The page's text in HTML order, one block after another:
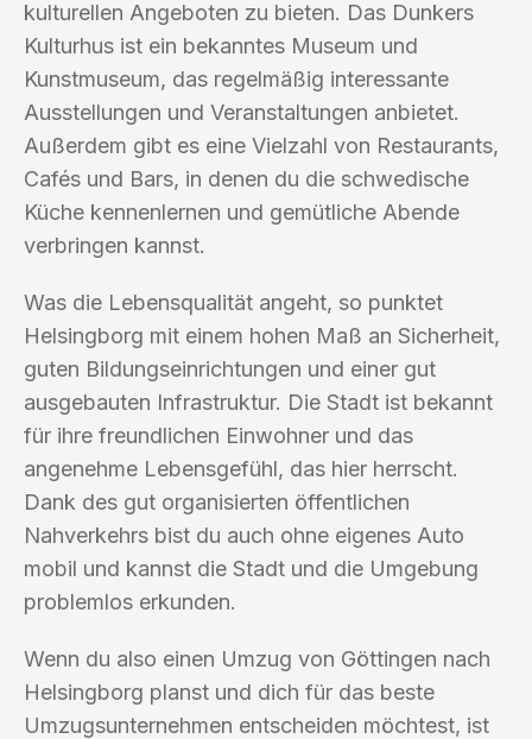
kulturellen Angeboten zu bieten. Das Dunkers
Kulturhus ist ein bekanntes Museum und
Kunstmuseum, das regelmäßig interessante
Ausstellungen und Veranstaltungen anbietet.
Außerdem gibt es eine Vielzahl von Restaurants,
Cafés und Bars, in denen du die schwedische
Küche kennenlernen und gemütliche Abende
verbringen kannst.
Was die Lebensqualität angeht, so punktet
Helsingborg mit einem hohen Maß an Sicherheit,
guten Bildungseinrichtungen und einer gut
ausgebauten Infrastruktur. Die Stadt ist bekannt
für ihre freundlichen Einwohner und das
angenehme Lebensgefühl, das hier herrscht.
Dank des gut organisierten öffentlichen
Nahverkehrs bist du auch ohne eigenes Auto
mobil und kannst die Stadt und die Umgebung
problemlos erkunden.
Wenn du also einen Umzug von Göttingen nach
Helsingborg planst und dich für das beste
Umzugsunternehmen entscheiden möchtest, ist